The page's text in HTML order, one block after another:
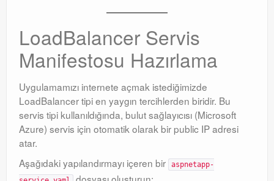
LoadBalancer Servis
Manifestosu Hazırlama
Uygulamamızı internete açmak istediğimizde
LoadBalancer tipi en yaygın tercihlerden biridir. Bu
servis tipi kullanıldığında, bulut sağlayıcısı (Microsoft
Azure) servis için otomatik olarak bir public IP adresi
atar.
Aşağıdaki yapılandırmayı içeren bir
aspnetapp-